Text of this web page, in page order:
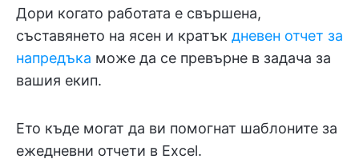
Дори когато работата е свършена,
съставянето на ясен и кратък дневен отчет за
напредъка може да се превърне в задача за
вашия екип.
Ето къде могат да ви помогнат шаблоните за
ежедневни отчети в Excel.